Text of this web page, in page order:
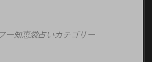
ー知恵袋占いカテゴリー